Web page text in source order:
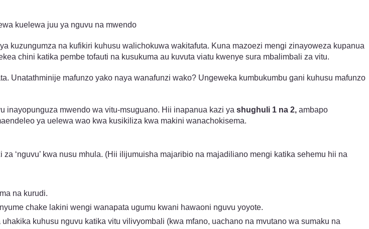
kuelewa juu ya nguvu na mwendo
kuzungumza na kufikiri kuhusu walichokuwa wakitafuta. Kuna mazoezi mengi zinayoweza kupanua
chini katika pembe tofauti na kusukuma au kuvuta viatu kwenye sura mbalimbali za vitu.
Unatathminije mafunzo yako naya wanafunzi wako? Ungeweka kumbukumbu gani kuhusu mafunzo
inayopunguza mwendo wa vitu-msuguano. Hii inapanua kazi ya shughuli 1 na 2, ambapo
ya uelewa wao kwa kusikiliza kwa makini wanachokisema.
‘nguvu’ kwa nusu mhula. (Hii ilijumuisha majaribio na majadiliano mengi katika sehemu hii na
na kurudi.
chake lakini wengi wanapata ugumu kwani hawaoni nguvu yoyote.
kuhusu nguvu katika vitu vilivyombali (kwa mfano, uachano na mvutano wa sumaku na